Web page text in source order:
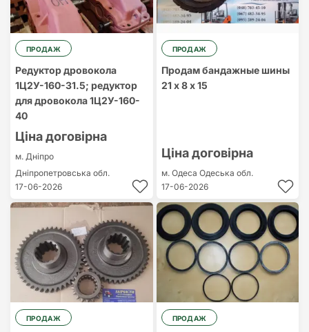
ПРОДАЖ
Редуктор дровокола
1Ц2У-160-31.5; редуктор
для дровокола 1Ц2У-160-
40
Ціна договірна
м. Дніпро
Дніпропетровська обл.
17-06-2026
ПРОДАЖ
Продам бандажные шины
21 х 8 х 15
Ціна договірна
м. Одеса Одеська обл.
17-06-2026
ПРОДАЖ ПРОДАЖ